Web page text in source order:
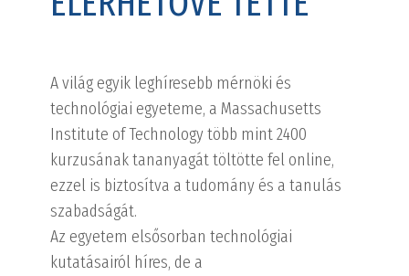
A világ egyik leghíresebb mérnöki és
technológiai egyeteme, a Massachusetts
Institute of Technology több mint 2400
kurzusának tananyagát töltötte fel online,
ezzel is biztosítva a tudomány és a tanulás
szabadságát.
Az egyetem elsősorban technológiai
kutatásairól híres, de a